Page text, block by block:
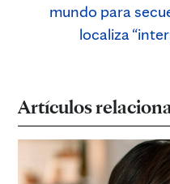
mundo para
localiza
Artículos